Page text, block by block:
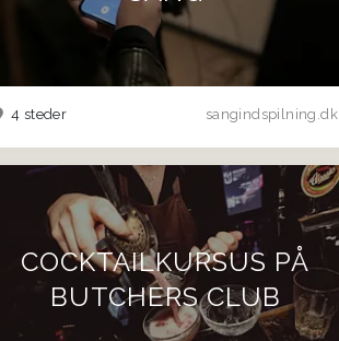
sangindspilning.dk
4 steder
COCKTAILKURSUS PÅ
BUTCHERS CLUB